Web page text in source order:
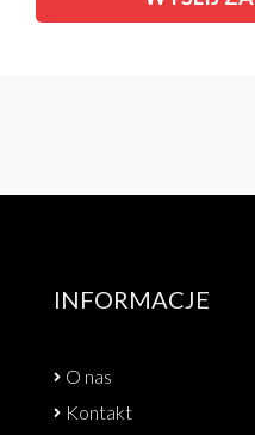
INFORMACJE
O nas
Kontakt